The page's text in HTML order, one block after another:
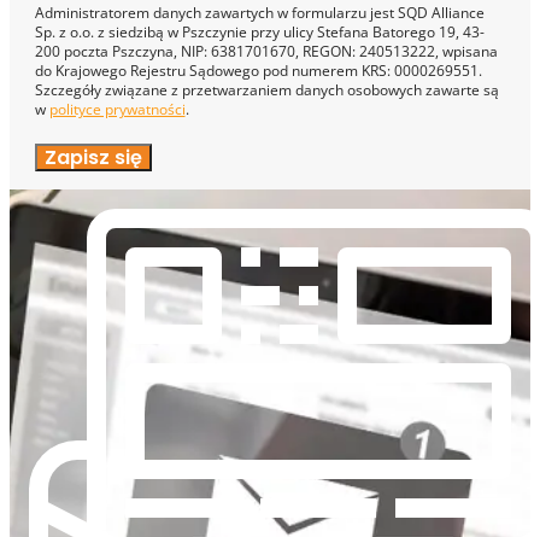
Administratorem danych zawartych w formularzu jest SQD Alliance
Sp. z o.o. z siedzibą w Pszczynie przy ulicy Stefana Batorego 19, 43-
200 poczta Pszczyna, NIP: 6381701670, REGON: 240513222, wpisana
do Krajowego Rejestru Sądowego pod numerem KRS: 0000269551.
Szczegóły związane z przetwarzaniem danych osobowych zawarte są
w polityce prywatności.
Zapisz się